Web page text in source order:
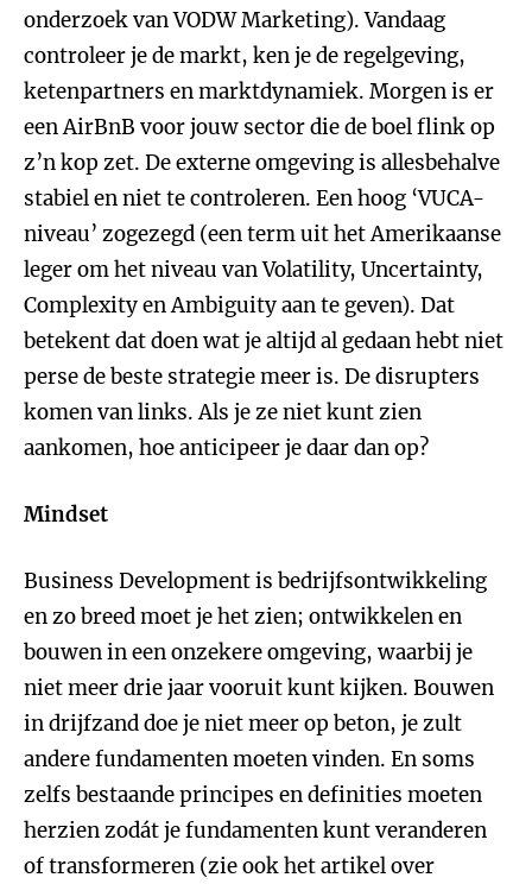
onderzoek van VODW Marketing). Vandaag
controleer je de markt, ken je de regelgeving,
ketenpartners en marktdynamiek. Morgen is er
een AirBnB voor jouw sector die de boel flink op
z’n kop zet. De externe omgeving is allesbehalve
stabiel en niet te controleren. Een hoog ‘VUCA-
niveau’ zogezegd (een term uit het Amerikaanse
leger om het niveau van Volatility, Uncertainty,
Complexity en Ambiguity aan te geven). Dat
betekent dat doen wat je altijd al gedaan hebt niet
perse de beste strategie meer is. De disrupters
komen van links. Als je ze niet kunt zien
aankomen, hoe anticipeer je daar dan op?
Mindset
Business Development is bedrijfsontwikkeling
en zo breed moet je het zien; ontwikkelen en
bouwen in een onzekere omgeving, waarbij je
niet meer drie jaar vooruit kunt kijken. Bouwen
in drijfzand doe je niet meer op beton, je zult
andere fundamenten moeten vinden. En soms
zelfs bestaande principes en definities moeten
herzien zodát je fundamenten kunt veranderen
of transformeren (zie ook het artikel over